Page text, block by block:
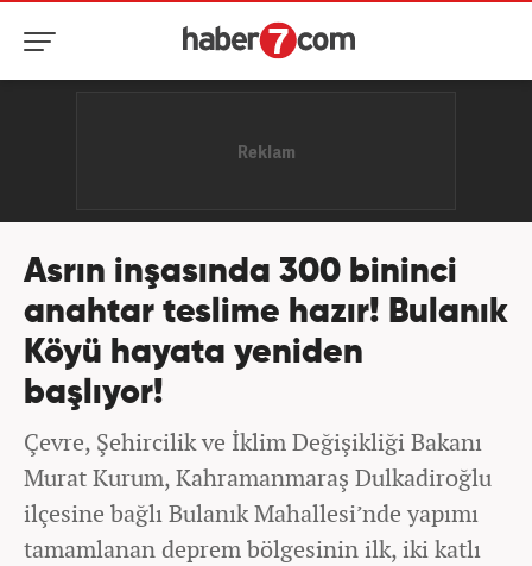
Asrın inşasında 300 bininci
anahtar teslime hazır! Bulanık
Köyü hayata yeniden
başlıyor!
Çevre, Şehircilik ve İklim Değişikliği Bakanı
Murat Kurum, Kahramanmaraş Dulkadiroğlu
ilçesine bağlı Bulanık Mahallesi’nde yapımı
tamamlanan deprem bölgesinin ilk, iki katlı